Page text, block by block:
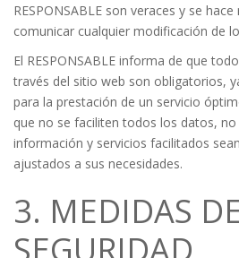
RESPONSABLE son veraces y se
comunicar cualquier modificación de
El RESPONSABLE informa de que
través del sitio web son obligatorios,
para la prestación de un servicio
que no se faciliten todos los datos,
información y servicios facilitados
ajustados a sus necesidades.
3. MEDIDAS